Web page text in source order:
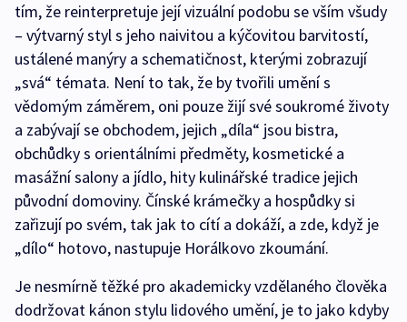
tím, že reinterpretuje její vizuální podobu se vším všudy
– výtvarný styl s jeho naivitou a kýčovitou barvitostí,
ustálené manýry a schematičnost, kterými zobrazují
„svá“ témata. Není to tak, že by tvořili umění s
vědomým záměrem, oni pouze žijí své soukromé životy
a zabývají se obchodem, jejich „díla“ jsou bistra,
obchůdky s orientálními předměty, kosmetické a
masážní salony a jídlo, hity kulinářské tradice jejich
původní domoviny. Čínské krámečky a hospůdky si
zařizují po svém, tak jak to cítí a dokáží, a zde, když je
„dílo“ hotovo, nastupuje Horálkovo zkoumání.
Je nesmírně těžké pro akademicky vzdělaného člověka
dodržovat kánon stylu lidového umění, je to jako kdyby